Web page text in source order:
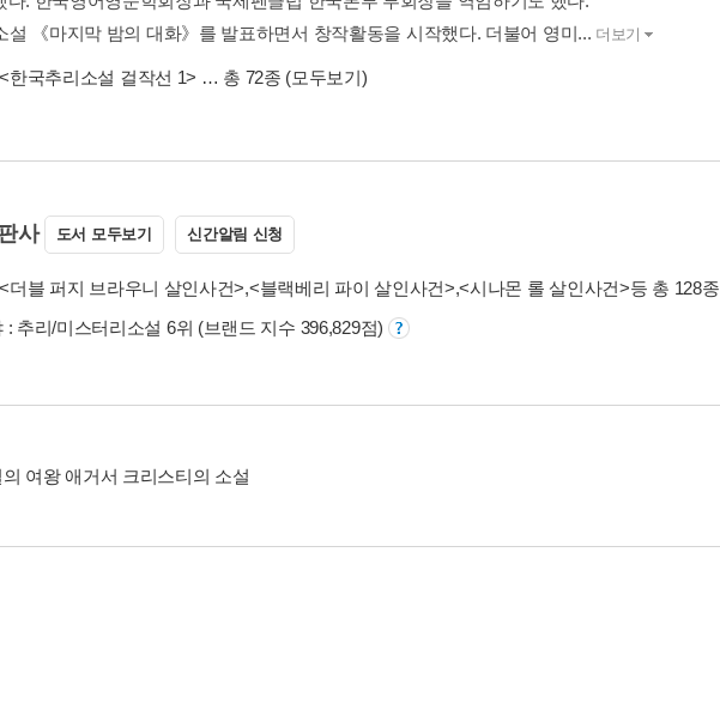
설 《마지막 밤의 대화》를 발표하면서 창작활동을 시작했다. 더불어 영미... 더보기
<한국추리소설 걸작선 1> … 총 72종 (모두보기)
사 도서 모두보기 신간알림 신청
<더블 퍼지 브라우니 살인사건>,<블랙베리 파이 살인사건>,<시나몬 롤 살인사건>등 총 128종
: 추리/미스터리소설 6위 (브랜드 지수 396,829점)
여왕 애거서 크리스티의 소설